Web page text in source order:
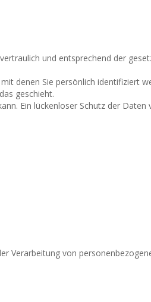
und entsprechend der
denen Sie persönlich identifiziert
geschieht.
Ein lückenloser Schutz der
Verarbeitung von